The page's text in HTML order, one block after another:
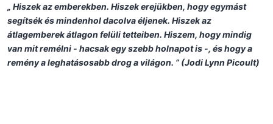
„ Hiszek az emberekben. Hiszek erejükben, hogy egymást
segítsék és mindenhol dacolva éljenek. Hiszek az
átlagemberek átlagon felüli tetteiben. Hiszem, hogy mindig
van mit remélni - hacsak egy szebb holnapot is -, és hogy a
remény a leghatásosabb drog a világon. ” (Jodi Lynn Picoult)